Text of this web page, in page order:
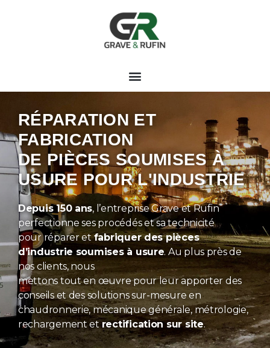
RÉPARATION ET
FABRICATION
DE PIÈCES SOUMISES À
USURE POUR L'INDUSTRIE
Depuis 150 ans, l’entreprise Grave et Rufin
perfectionne ses procédés et sa technicité
pour réparer etfabriquer des pièces
d’industrie soumises à usure. Au plus près de
nos clients, nous
mettons tout en œuvre pour leur apporter des
conseils et des solutions sur-mesure en
chaudronnerie, mécanique générale, métrologie,
rechargement etrectification sur site.